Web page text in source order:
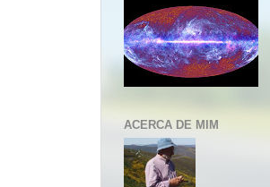
ACERCA DE MIM